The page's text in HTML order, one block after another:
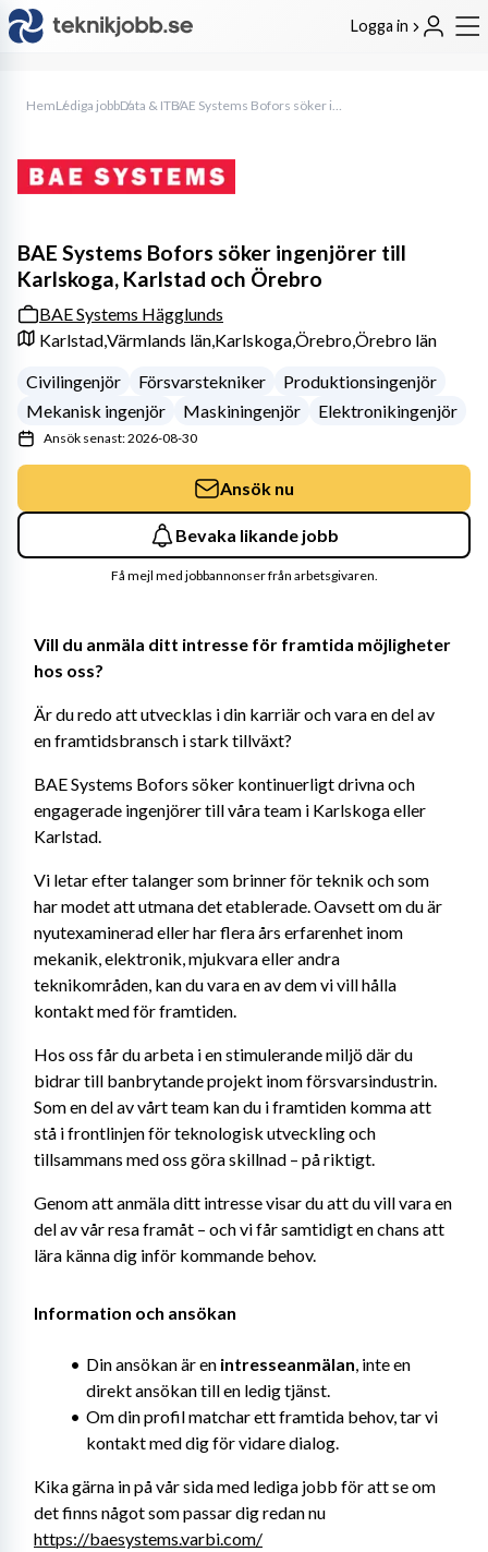
Logga in
HemLediga jobbData & IT BAE Systems Bofors söker ingenjörer till Karlskoga, Karlstad och Örebro
Vill du anmäla ditt intresse för framtida möjligheter
hos oss?
Är du redo att utvecklas i din karriär och vara en del av
en framtidsbransch i stark tillväxt?
BAE Systems Bofors söker kontinuerligt drivna och
engagerade ingenjörer till våra team i Karlskoga eller
Karlstad.
Vi letar efter talanger som brinner för teknik och som
har modet att utmana det etablerade. Oavsett om du är
nyutexaminerad eller har flera års erfarenhet inom
mekanik, elektronik, mjukvara eller andra
teknikområden, kan du vara en av dem vi vill hålla
kontakt med för framtiden.
Hos oss får du arbeta i en stimulerande miljö där du
bidrar till banbrytande projekt inom försvarsindustrin.
Som en del av vårt team kan du i framtiden komma att
stå i frontlinjen för teknologisk utveckling och
tillsammans med oss göra skillnad – på riktigt.
Genom att anmäla ditt intresse visar du att du vill vara en
del av vår resa framåt – och vi får samtidigt en chans att
lära känna dig inför kommande behov.
Information och ansökan
Din ansökan är en intresseanmälan, inte en
direkt ansökan till en ledig tjänst.
Om din profil matchar ett framtida behov, tar vi
kontakt med dig för vidare dialog.
Kika gärna in på vår sida med lediga jobb för att se om
https://baesystems.varbi.com/
BAE Systems Bofors söker ingenjörer till
Karlskoga, Karlstad och Örebro
BAE Systems Hägglunds
Karlstad,Värmlands län,Karlskoga,Örebro,Örebro län
Civilingenjör
Försvarstekniker
Produktionsingenjör
Mekanisk ingenjör
Maskiningenjör Elektronikingenjör
Ansök senast: 2026-08-30
Ansök nu
Bevaka likande jobb
Få mejl med jobbannonser från arbetsgivaren.